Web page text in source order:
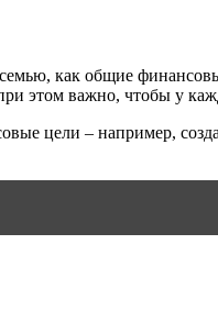
как общие
этом важно, чтобы у
цели – например,